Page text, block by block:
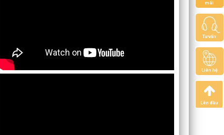
mãi
Tư vấn
Liên hệ
Lên đầu